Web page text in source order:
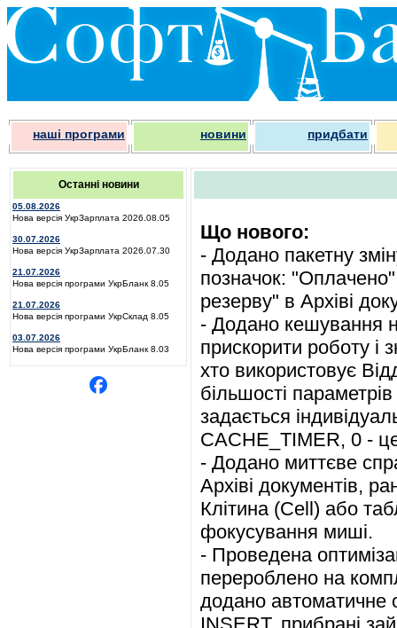
наші програми новини придбати
Останні новини
05.08.2026
Нова версія УкрЗарплата 2026.08.05
30.07.2026
Нова версія УкрЗарплата 2026.07.30
21.07.2026
Нова версія програми УкрБланк 8.05
21.07.2026
Нова версія програми УкрСклад 8.05
03.07.2026
Нова версія програми УкрБланк 8.03
Що нового:
- Додано пакетну
позначок:
резерву" в Архіві
- Додано кешування
прискорити роботу
хто використовує
більшості
задається
CACHE_TIMER, 0 -
- Додано миттєве
Архіві документів,
Клітина (Cell) або
фокусування миші.
- Проведена
перероблено на
додано автоматичне